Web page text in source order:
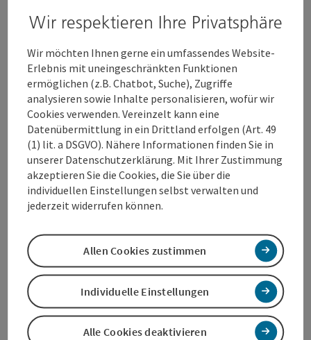
21:00, Auf zwei Rädern (OmdtU)
Sa., 01.08.2026
17:00, Auf zwei Rädern (DF)
17:00, Chéri, ich komme! - Die Erfindung der Lust (DF)
18:45, Bitteres Fest (DF)
18:45, H wie Habicht (DF)
20:45, Paris Murder Mystery (DF)
21:00, Amore und Basta! (DF)
21:00, Die Camino-Therapie - Finde deinen Weg (DF)
So., 02.08.2026
17:00, Ingeborg Bachmann – Jemand, der einmal ich
war (OdF)
18:45, The Stories (OmdtU)
18:50, Amore und Basta! (OmdtU)
20:45, Song Sung Blue (DF)
21:00, Mein Leben, mein Ding (OmdtU)
21:00, Paris Murder Mystery (DF)
Wir respektieren Ihre Privatsphäre
Wir möchten Ihnen gerne ein umfassendes Website-
Erlebnis mit uneingeschränkten Funktionen
ermöglichen (z.B. Chatbot, Suche), Zugriffe
analysieren sowie Inhalte personalisieren, wofür wir
Cookies verwenden. Vereinzelt kann eine
Datenübermittlung in ein Drittland erfolgen (Art. 49
(1) lit. a DSGVO). Nähere Informationen finden Sie in
unserer Datenschutzerklärung. Mit Ihrer Zustimmung
akzeptieren Sie die Cookies, die Sie über die
individuellen Einstellungen selbst verwalten und
jederzeit widerrufen können.
Alle Cookies deaktivieren
Individuelle Einstellungen
Allen Cookies zustimmen